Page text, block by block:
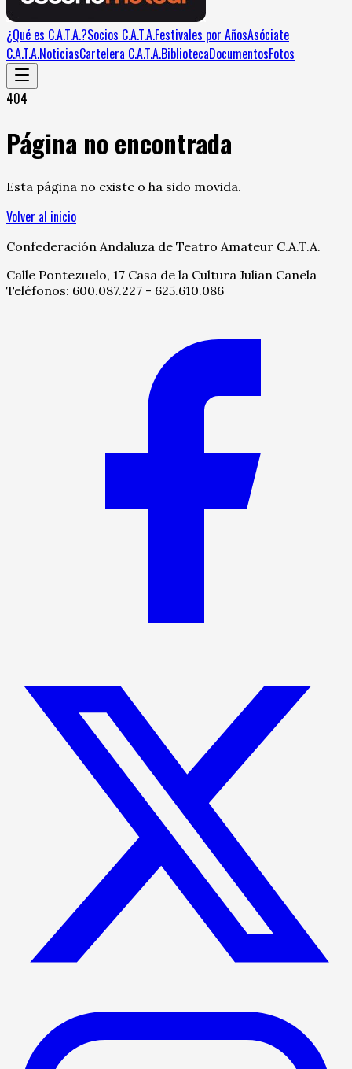
¿Qué es C.A.T.A.?Socios C.A.T.A.Festivales por AñosAsóciate
C.A.T.A.NoticiasCartelera C.A.T.A.BibliotecaDocumentosFotos
404
Página no encontrada
Esta página no existe o ha sido movida.
Volver al inicio
Confederación Andaluza de Teatro Amateur C.A.T.A.
Calle Pontezuelo, 17 Casa de la Cultura Julian Canela
Teléfonos: 600.087.227 - 625.610.086